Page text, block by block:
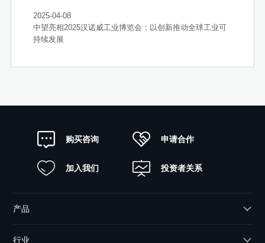
2025-04-08
中望亮相2025汉诺威工业博览会：以创新推动全球工业可
持续发展
购买咨询 申请合作
加入我们 投资者关系
产品
行业